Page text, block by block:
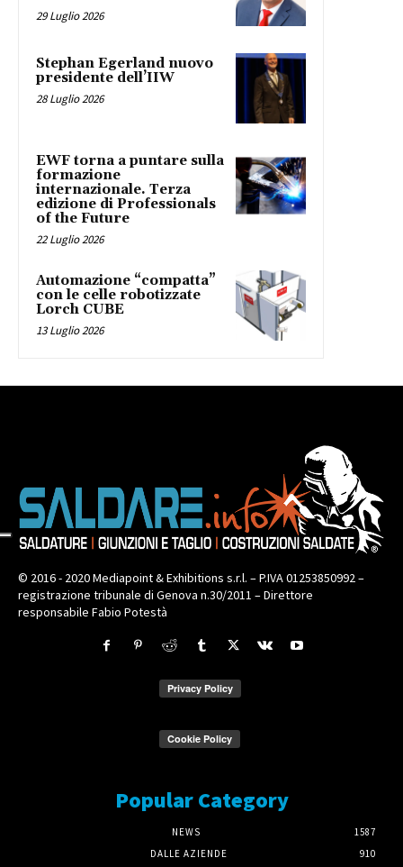
29 Luglio 2026
Stephan Egerland nuovo
presidente dell’IIW
28 Luglio 2026
EWF torna a puntare sulla
formazione
internazionale. Terza
edizione di Professionals
of the Future
22 Luglio 2026
Automazione “compatta”
con le celle robotizzate
Lorch CUBE
13 Luglio 2026
© 2016 - 2020 Mediapoint & Exhibitions s.r.l. – P.IVA 01253850992 –
registrazione tribunale di Genova n.30/2011 – Direttore
responsabile Fabio Potestà
Popular Category
NEWS
1587
DALLE AZIENDE
910